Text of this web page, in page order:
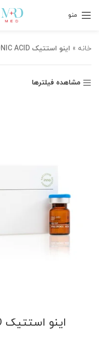
منو
خانه » اینو استتیک HYALURONIC ACID
مشاهده فیلترها
اینو استتیک HYALURONIC ACID